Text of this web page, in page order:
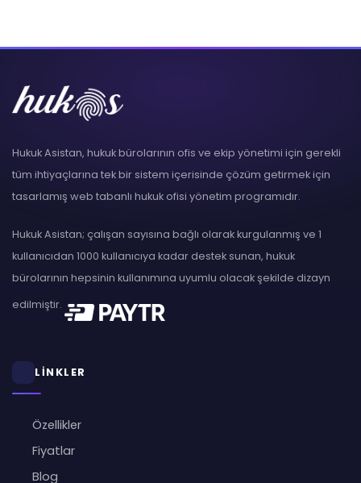
Hukuk Asistan, hukuk bürolarının ofis ve ekip yönetimi için gerekli
tüm ihtiyaçlarına tek bir sistem içerisinde çözüm getirmek için
tasarlamış web tabanlı hukuk ofisi yönetim programıdır.
Hukuk Asistan; çalışan sayısına bağlı olarak kurgulanmış ve 1
kullanıcıdan 1000 kullanıcıya kadar destek sunan, hukuk
bürolarının hepsinin kullanımına uyumlu olacak şekilde dizayn
edilmiştir.
LİNKLER
Özellikler
Fiyatlar
Blog